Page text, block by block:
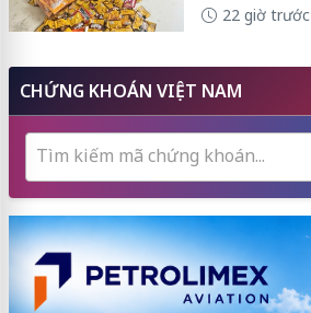
22 giờ trước
CHỨNG KHOÁN VIỆT NAM
Tìm kiếm mã chứng khoán...